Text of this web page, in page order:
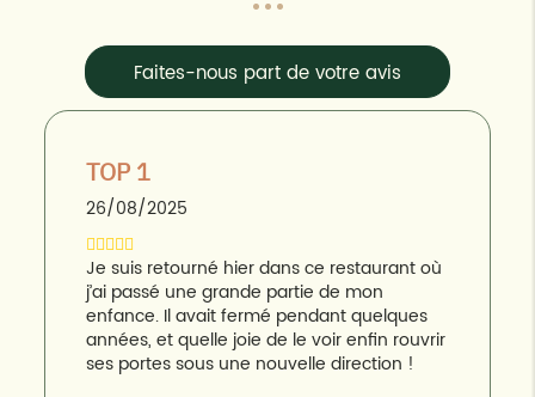
Faites-nous part de votre avis
TOP 1
26/08/2025
Je suis retourné hier dans ce restaurant où
j’ai passé une grande partie de mon
enfance. Il avait fermé pendant quelques
années, et quelle joie de le voir enfin rouvrir
ses portes sous une nouvelle direction !